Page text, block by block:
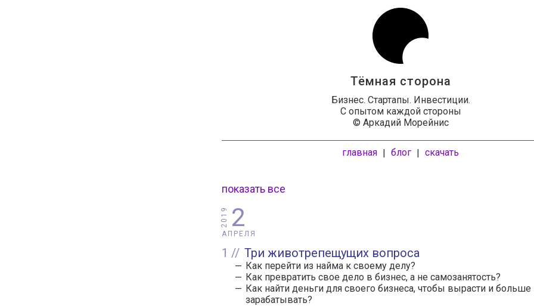
Тёмная сторона
Бизнес. Стартапы. Инвестиции.
С опытом каждой стороны
© Аркадий Морейнис
главная | блог | скачать
показать все
2
АПРЕЛЯ
2019
1 Три животрепещущих вопроса
Как перейти из найма к своему делу?
Как превратить свое дело в бизнес, а не самозанятость?
Как найти деньги для своего бизнеса, чтобы вырасти и больше
зарабатывать?